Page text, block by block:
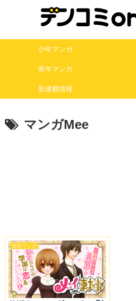
少年マンガ
青年マンガ
新連載情報
マンガMee
女性マンガ